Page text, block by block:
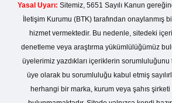
Yasal Uyarı: Sitemiz, 5651 Sayılı Kanun
İletişim Kurumu (BTK) tarafından onaylanmış
hizmet vermektedir. Bu nedenle, sitedeki
denetleme veya araştırma yükümlülüğümüz
üyelerimiz yazdıkları içeriklerin sorumluluğunu
üye olarak bu sorumluluğu kabul etmiş
herhangi bir marka, kurum veya şahıs şirketi